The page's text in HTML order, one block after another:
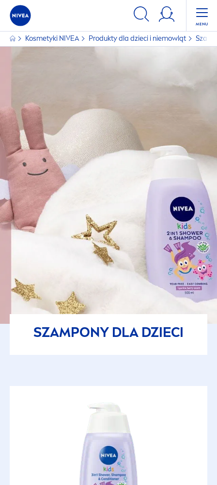
Kosmetyki NIVEA Produkty dla dzieci i niemowląt
SZAMPONY DLA DZIECI